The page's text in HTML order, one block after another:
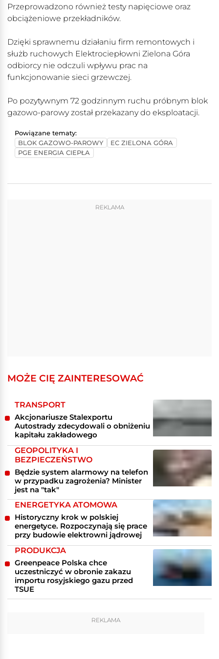
Przeprowadzono również testy napięciowe oraz
obciążeniowe przekładników.
Dzięki sprawnemu działaniu firm remontowych i
służb ruchowych Elektrociepłowni Zielona Góra
odbiorcy nie odczuli wpływu prac na
funkcjonowanie sieci grzewczej.
Po pozytywnym 72 godzinnym ruchu próbnym blok
gazowo-parowy został przekazany do eksploatacji.
Powiązane tematy:
BLOK GAZOWO-PAROWY
EC ZIELONA GÓRA
PGE ENERGIA CIEPŁA
REKLAMA
MOŻE CIĘ ZAINTERESOWAĆ
TRANSPORT
Akcjonariusze Stalexportu
Autostrady zdecydowali o obniżeniu
kapitału zakładowego
GEOPOLITYKA I
BEZPIECZEŃSTWO
Będzie system alarmowy na telefon
w przypadku zagrożenia? Minister
jest na "tak"
ENERGETYKA ATOMOWA
Historyczny krok w polskiej
energetyce. Rozpoczynają się prace
przy budowie elektrowni jądrowej
PRODUKCJA
Greenpeace Polska chce
uczestniczyć w obronie zakazu
importu rosyjskiego gazu przed
TSUE
REKLAMA